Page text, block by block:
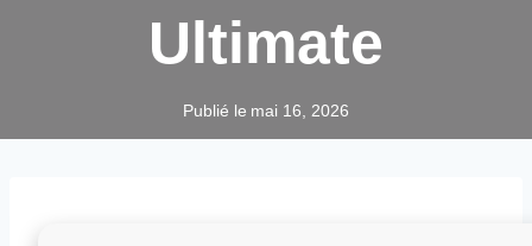
Ultimate
Publié le mai 16, 2026